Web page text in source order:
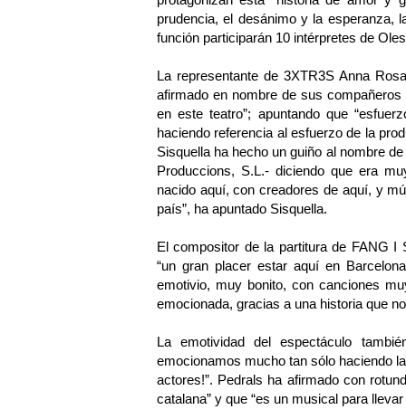
prudencia, el desánimo y la esperanza,
función participarán 10 intérpretes de
La representante de 3XTR3S Anna
afirmado en nombre de sus
en este teatro”; apuntando que
haciendo referencia al esfuerzo de la
Sisquella ha hecho un guiño al nombre
Produccions, S.L.- diciendo que era
nacido aquí, con creadores de aquí, y
país”, ha apuntado Sisquella.
El compositor de la partitura de FANG
“un gran placer estar aquí en
emotivio, muy bonito, con canciones
emocionada, gracias a una historia que
La emotividad del espectáculo
emocionamos mucho tan sólo haciendo
actores!”. Pedrals ha afirmado con
catalana” y que “es un musical para